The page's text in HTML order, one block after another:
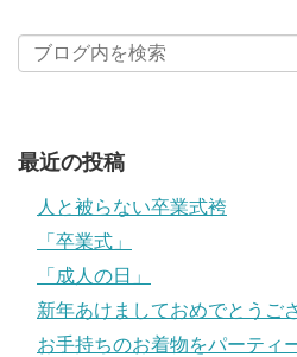
最近の投稿
人と被らない卒業式袴
「卒業式」
「成人の日」
新年あけましておめでとうご
お手持ちのお着物をパーティ